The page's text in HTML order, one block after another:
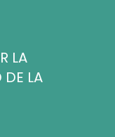
LA
LA